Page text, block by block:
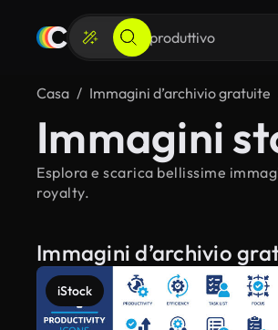
Casa Immagini d’archivio gratuite
Immagini
Esplora e scarica bellissime
royalty.
Immagini d’archivio
iStock